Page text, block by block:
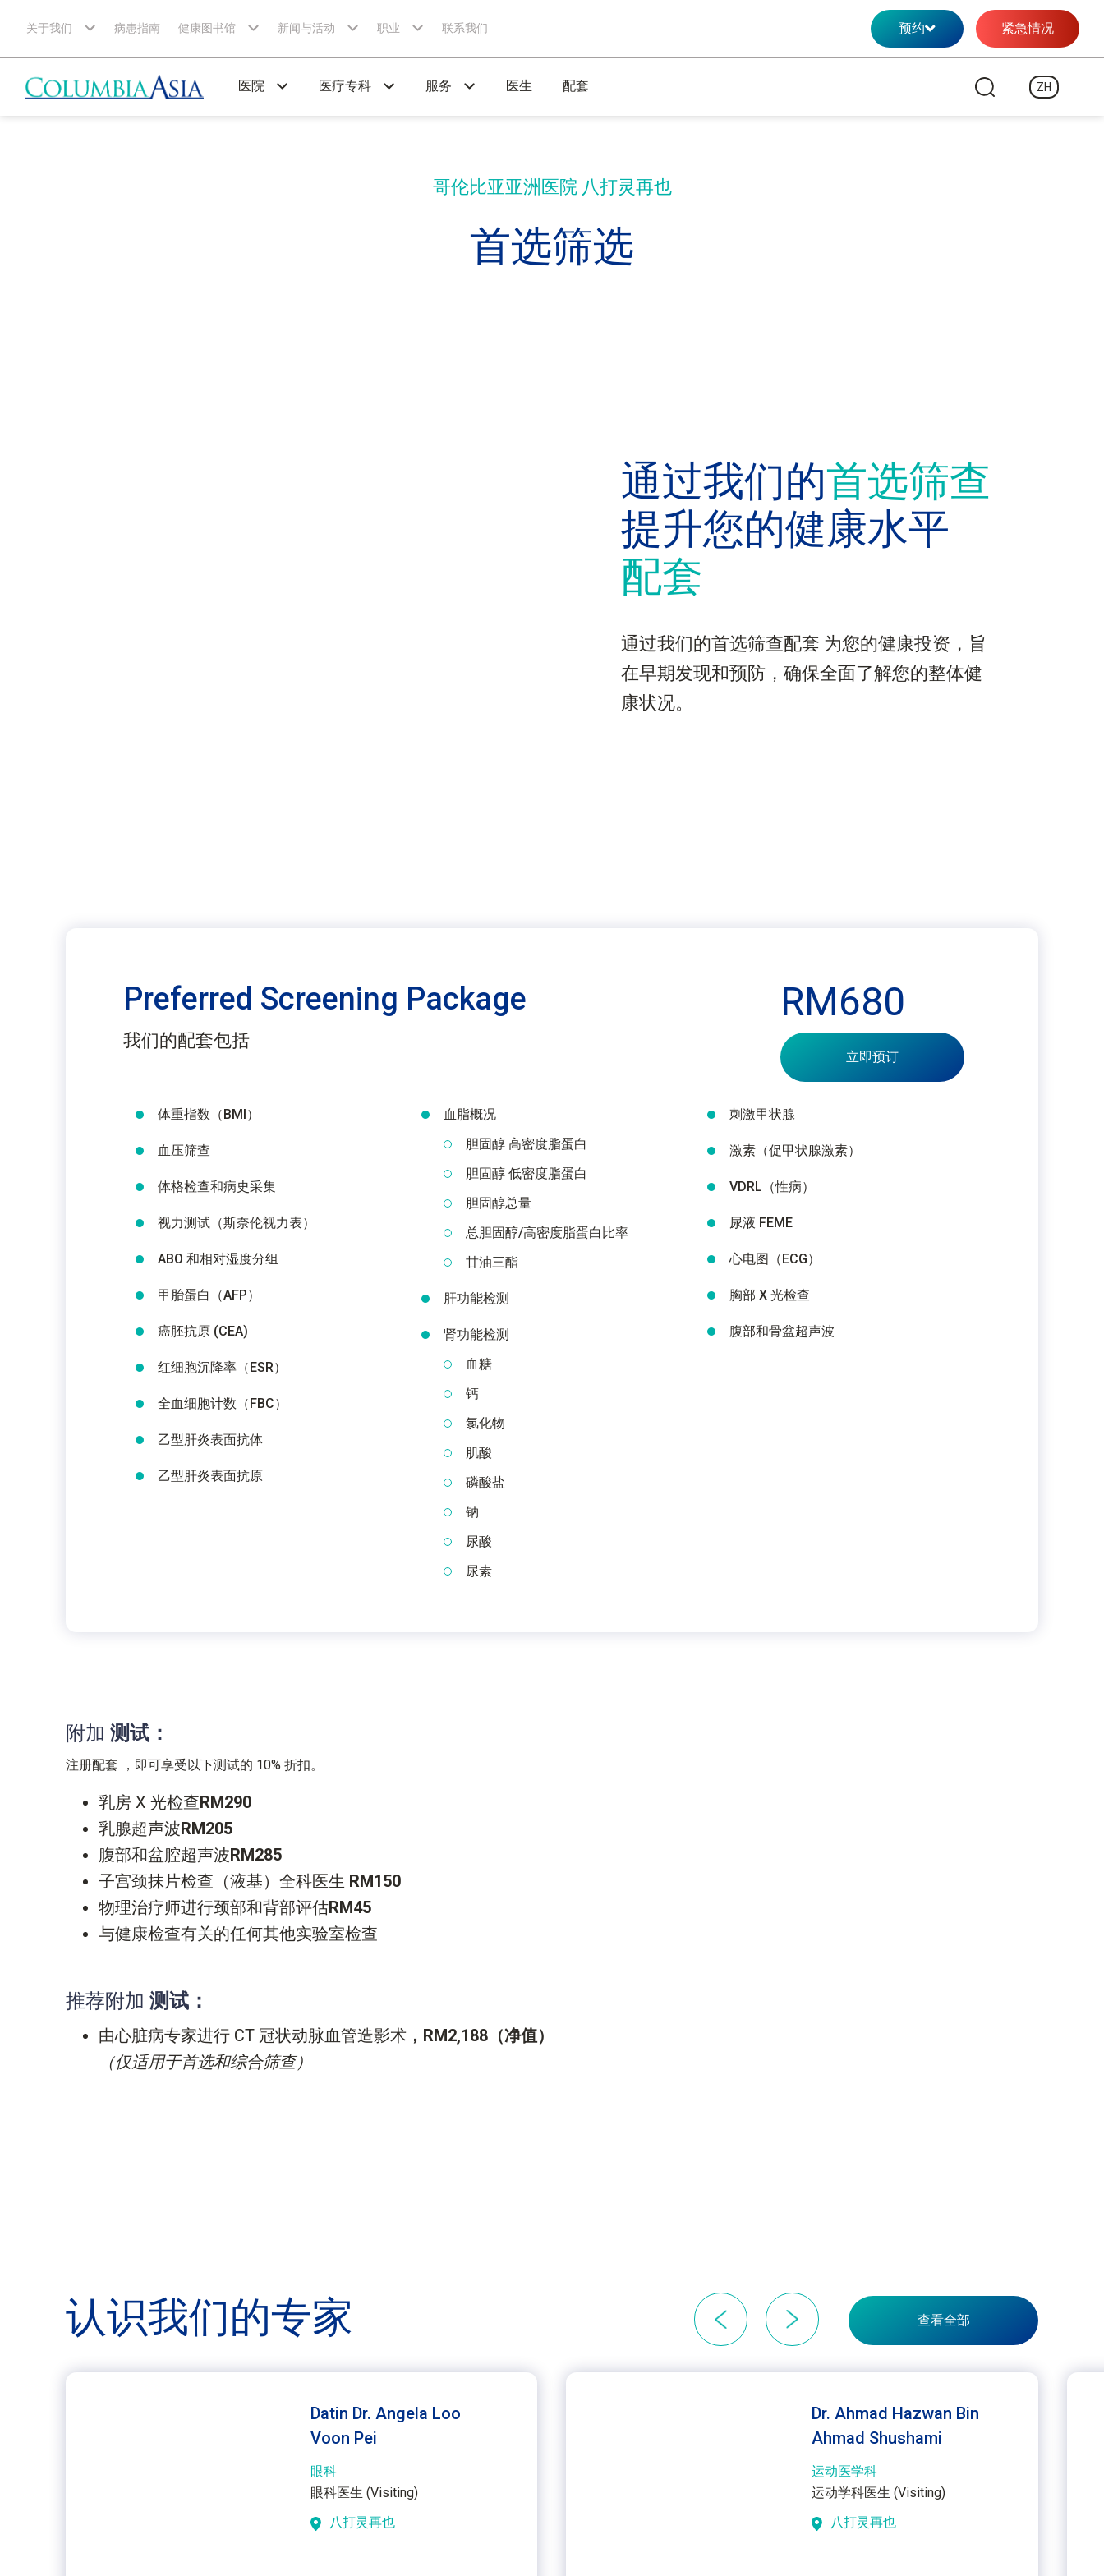
关于我们 病患指南 健康图书馆 新闻与活动 职业 联系我们 预约 紧急情况
医院 医疗专科 服务 医生 配套 ZH
哥伦比亚亚洲医院 八打灵再也
首选筛选
通过我们的首选筛查
提升您的健康水平
配套
通过我们的首选筛查配套 为您的健康投资，旨
在早期发现和预防，确保全面了解您的整体健
康状况。
Preferred Screening Package
我们的配套包括
RM680
立即预订
体重指数（BMI）
血压筛查
体格检查和病史采集
视力测试（斯奈伦视力表）
ABO 和相对湿度分组
甲胎蛋白（AFP）
癌胚抗原 (CEA)
红细胞沉降率（ESR）
全血细胞计数（FBC）
乙型肝炎表面抗体
乙型肝炎表面抗原
血脂概况
胆固醇 高密度脂蛋白
胆固醇 低密度脂蛋白
胆固醇总量
总胆固醇/高密度脂蛋白比率
甘油三酯
肝功能检测
肾功能检测
血糖
钙
氯化物
肌酸
磷酸盐
钠
尿酸
尿素
刺激甲状腺
激素（促甲状腺激素）
VDRL（性病）
尿液 FEME
心电图（ECG）
胸部 X 光检查
腹部和骨盆超声波
附加 测试：
注册配套 ，即可享受以下测试的 10% 折扣。
乳房 X 光检查RM290
乳腺超声波RM205
腹部和盆腔超声波RM285
子宫颈抹片检查（液基）全科医生 RM150
物理治疗师进行颈部和背部评估RM45
与健康检查有关的任何其他实验室检查
推荐附加 测试：
由心脏病专家进行 CT 冠状动脉血管造影术 ，RM2,188（净值）
（仅适用于首选和综合筛查）
认识我们的专家 查看全部
Datin Dr. Angela Loo
Voon Pei
眼科
眼科医生 (Visiting)
八打灵再也
Dr. Ahmad Hazwan Bin
Ahmad Shushami
运动医学科
运动学科医生 (Visiting)
八打灵再也